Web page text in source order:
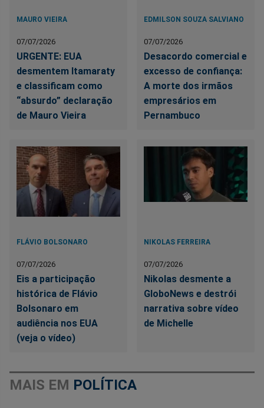
MAURO VIEIRA
07/07/2026
URGENTE: EUA
desmentem Itamaraty
e classificam como
“absurdo” declaração
de Mauro Vieira
EDMILSON SOUZA SALVIANO
07/07/2026
Desacordo comercial e
excesso de confiança:
A morte dos irmãos
empresários em
Pernambuco
FLÁVIO BOLSONARO
07/07/2026
Eis a participação
histórica de Flávio
Bolsonaro em
audiência nos EUA
(veja o vídeo)
NIKOLAS FERREIRA
07/07/2026
Nikolas desmente a
GloboNews e destrói
narrativa sobre vídeo
de Michelle
MAIS EM POLÍTICA